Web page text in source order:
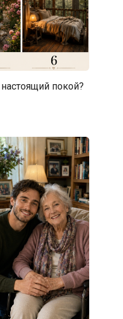
покой?